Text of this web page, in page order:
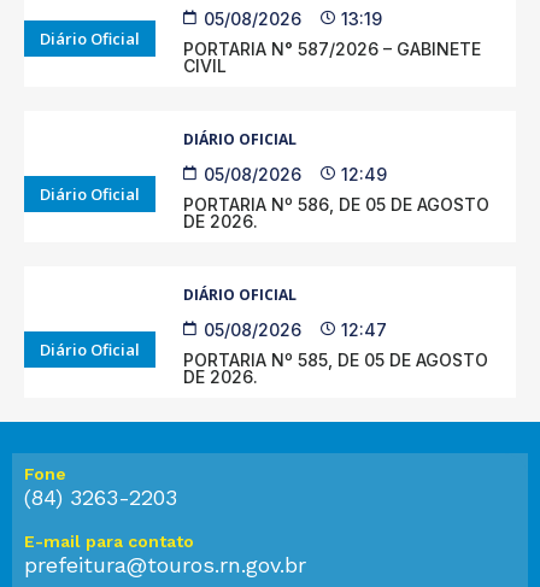
Diário Oficial
05/08/2026
13:19
PORTARIA N° 587/2026 – GABINETE
CIVIL
Diário Oficial
DIÁRIO OFICIAL
05/08/2026
12:49
PORTARIA Nº 586, DE 05 DE AGOSTO
DE 2026.
Diário Oficial
DIÁRIO OFICIAL
05/08/2026
12:47
PORTARIA Nº 585, DE 05 DE AGOSTO
DE 2026.
Fone
(84) 3263-2203
E-mail para contato
prefeitura@touros.rn.gov.br